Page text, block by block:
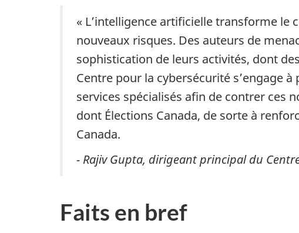
« L’intelligence artificielle transforme le
nouveaux risques. Des auteurs de
sophistication de leurs activités, dont
Centre pour la cybersécurité s’engage
services spécialisés afin de contrer ces
dont Élections Canada, de sorte à
Canada.
- Rajiv Gupta, dirigeant principal du
Faits en bref